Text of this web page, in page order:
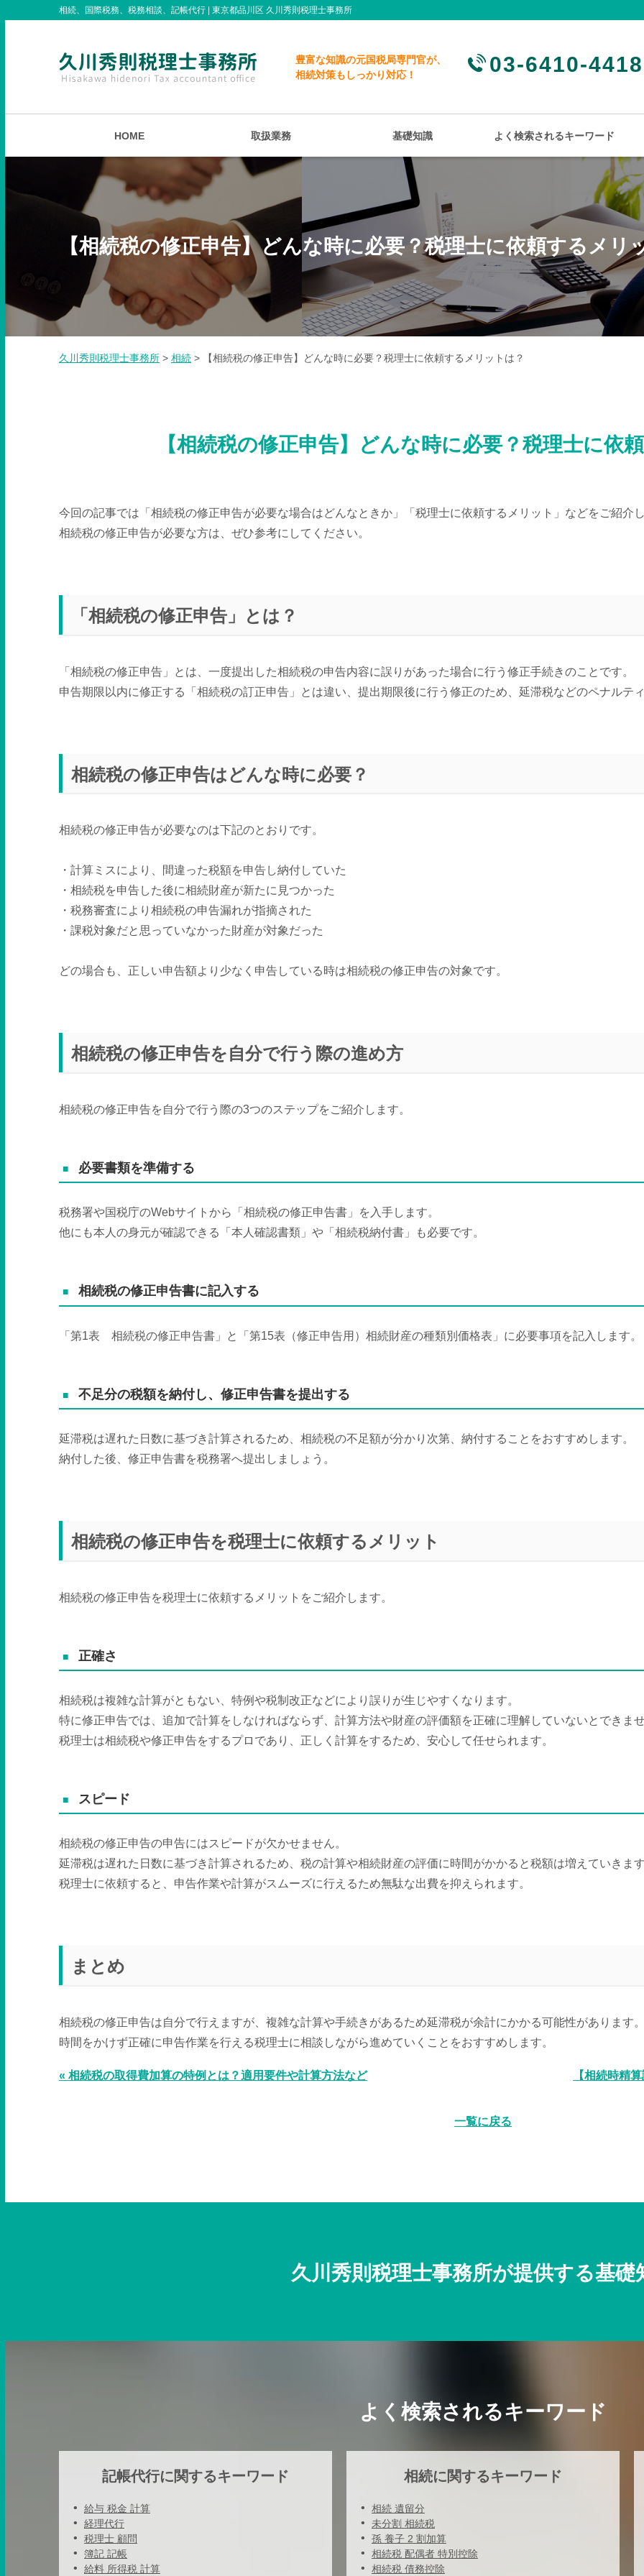
相続、国際税務、税務相談、記帳代行 | 東京都品川区 久川秀則税理士事務所
豊富な知識の元国税局専門官が、
相続対策もしっかり対応！
03-6410-4418
HOME 取扱業務 基礎知識 よく検索されるキーワード
【相続税の修正申告】どんな時に必要？税理士に依頼するメリ
久川秀則税理士事務所 > 相続 > 【相続税の修正申告】どんな時に必要？税理士に依頼するメリットは？
【相続税の修正申告】どんな時に必要？税理士に依
今回の記事では「相続税の修正申告が必要な場合はどんなときか」「税理士に依頼するメリット」などをご紹介し
相続税の修正申告が必要な方は、ぜひ参考にしてください。
「相続税の修正申告」とは？
「相続税の修正申告」とは、一度提出した相続税の申告内容に誤りがあった場合に行う修正手続きのことです。
申告期限以内に修正する「相続税の訂正申告」とは違い、提出期限後に行う修正のため、延滞税などのペナルテ
相続税の修正申告はどんな時に必要？
相続税の修正申告が必要なのは下記のとおりです。
・計算ミスにより、間違った税額を申告し納付していた
・相続税を申告した後に相続財産が新たに見つかった
・税務審査により相続税の申告漏れが指摘された
・課税対象だと思っていなかった財産が対象だった
どの場合も、正しい申告額より少なく申告している時は相続税の修正申告の対象です。
相続税の修正申告を自分で行う際の進め方
相続税の修正申告を自分で行う際の3つのステップをご紹介します。
必要書類を準備する
税務署や国税庁のWebサイトから「相続税の修正申告書」を入手します。
他にも本人の身元が確認できる「本人確認書類」や「相続税納付書」も必要です。
相続税の修正申告書に記入する
「第1表 相続税の修正申告書」と「第15表（修正申告用）相続財産の種類別価格表」に必要事項を記入します。
不足分の税額を納付し、修正申告書を提出する
延滞税は遅れた日数に基づき計算されるため、相続税の不足額が分かり次第、納付することをおすすめします。
納付した後、修正申告書を税務署へ提出しましょう。
相続税の修正申告を税理士に依頼するメリット
相続税の修正申告を税理士に依頼するメリットをご紹介します。
正確さ
相続税は複雑な計算がともない、特例や税制改正などにより誤りが生じやすくなります。
特に修正申告では、追加で計算をしなければならず、計算方法や財産の評価額を正確に理解していないとできませ
税理士は相続税や修正申告をするプロであり、正しく計算をするため、安心して任せられます。
スピード
相続税の修正申告の申告にはスピードが欠かせません。
延滞税は遅れた日数に基づき計算されるため、税の計算や相続財産の評価に時間がかかると税額は増えていきます
税理士に依頼すると、申告作業や計算がスムーズに行えるため無駄な出費を抑えられます。
まとめ
相続税の修正申告は自分で行えますが、複雑な計算や手続きがあるため延滞税が余計にかかる可能性があります。
時間をかけず正確に申告作業を行える税理士に相談しながら進めていくことをおすすめします。
« 相続税の取得費加算の特例とは？適用要件や計算方法など 【相続時精
一覧に戻る
久川秀則税理士事務所が提供する基礎
よく検索されるキーワード
記帳代行に関するキーワード
給与 税金 計算
経理代行
税理士 顧問
簿記 記帳
給料 所得税 計算
相続に関するキーワード
相続 遺留分
未分割 相続税
孫 養子 2 割加算
相続税 配偶者 特別控除
相続税 債務控除